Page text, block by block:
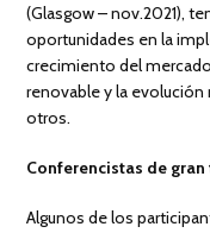
(Glasgow – nov.2021),
oportunidades en la
crecimiento del
renovable y la evolución
otros.
Conferencistas de
Algunos de los